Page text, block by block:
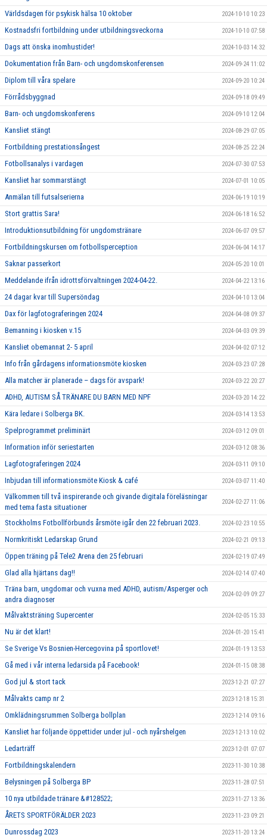
Världsdagen för psykisk hälsa 10 oktober 2024-10-10 10:23
Kostnadsfri fortbildning under utbildningsveckorna 2024-10-10 07:58
Dags att önska inomhustider! 2024-10-03 14:32
Dokumentation från Barn- och ungdomskonferensen 2024-09-24 11:02
Diplom till våra spelare 2024-09-20 10:24
Förrådsbyggnad 2024-09-18 09:49
Barn- och ungdomskonferens 2024-09-10 12:04
Kansliet stängt 2024-08-29 07:05
Fortbildning prestationsångest 2024-08-25 22:24
Fotbollsanalys i vardagen 2024-07-30 07:53
Kansliet har sommarstängt 2024-07-01 10:05
Anmälan till futsalserierna 2024-06-19 10:19
Stort grattis Sara! 2024-06-18 16:52
Introduktionsutbildning för ungdomstränare 2024-06-07 09:57
Fortbildningskursen om fotbollsperception 2024-06-04 14:17
Saknar passerkort 2024-05-20 10:01
Meddelande ifrån idrottsförvaltningen 2024-04-22. 2024-04-22 13:16
24 dagar kvar till Supersöndag 2024-04-10 13:04
Dax för lagfotograferingen 2024 2024-04-08 09:37
Bemanning i kiosken v.15 2024-04-03 09:39
Kansliet obemannat 2- 5 april 2024-04-02 07:12
Info från gårdagens informationsmöte kiosken 2024-03-23 07:28
Alla matcher är planerade – dags för avspark! 2024-03-22 20:27
ADHD, AUTISM SÅ TRÄNARE DU BARN MED NPF 2024-03-20 14:22
Kära ledare i Solberga BK. 2024-03-14 13:53
Spelprogrammet preliminärt 2024-03-12 09:01
Information inför seriestarten 2024-03-12 08:36
Lagfotograferingen 2024 2024-03-11 09:10
Inbjudan till informationsmöte Kiosk & café 2024-03-07 11:40
Välkommen till två inspirerande och givande digitala föreläsningar
med tema fasta situationer
2024-02-27 11:06
Stockholms Fotbollförbunds årsmöte igår den 22 februari 2023. 2024-02-23 10:55
Normkritiskt Ledarskap Grund 2024-02-21 09:13
Öppen träning på Tele2 Arena den 25 februari 2024-02-19 07:49
Glad alla hjärtans dag!! 2024-02-14 07:40
Träna barn, ungdomar och vuxna med ADHD, autism/Asperger och
andra diagnoser
2024-02-09 09:27
Målvaktsträning Supercenter 2024-02-05 15:33
Nu är det klart! 2024-01-20 15:41
Se Sverige Vs Bosnien-Hercegovina på sportlovet! 2024-01-19 13:53
Gå med i vår interna ledarsida på Facebook! 2024-01-15 08:38
God jul & stort tack 2023-12-21 07:27
Målvakts camp nr 2 2023-12-18 15:31
Omklädningsrummen Solberga bollplan 2023-12-14 09:16
Kansliet har följande öppettider under jul - och nyårshelgen 2023-12-13 10:02
Ledarträff 2023-12-01 07:07
Fortbildningskalendern 2023-11-30 10:38
Belysningen på Solberga BP 2023-11-28 07:51
10 nya utbildade tränare &#128522; 2023-11-27 13:36
ÅRETS SPORTFÖRÄLDER 2023 2023-11-23 09:21
Dunrossdag 2023 2023-11-20 13:24